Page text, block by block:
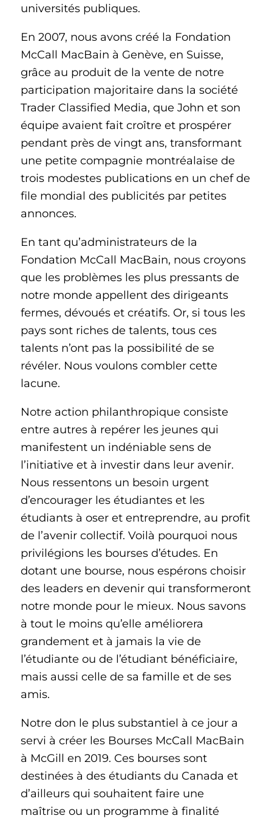
universités publiques.
En 2007, nous avons créé la Fondation
McCall MacBain à Genève, en Suisse,
grâce au produit de la vente de notre
participation majoritaire dans la société
Trader Classified Media, que John et son
équipe avaient fait croître et prospérer
pendant près de vingt ans, transformant
une petite compagnie montréalaise de
trois modestes publications en un chef de
file mondial des publicités par petites
annonces.
En tant qu’administrateurs de la
Fondation McCall MacBain, nous croyons
que les problèmes les plus pressants de
notre monde appellent des dirigeants
fermes, dévoués et créatifs. Or, si tous les
pays sont riches de talents, tous ces
talents n’ont pas la possibilité de se
révéler. Nous voulons combler cette
lacune.
Notre action philanthropique consiste
entre autres à repérer les jeunes qui
manifestent un indéniable sens de
l’initiative et à investir dans leur avenir.
Nous ressentons un besoin urgent
d’encourager les étudiantes et les
étudiants à oser et entreprendre, au profit
de l’avenir collectif. Voilà pourquoi nous
privilégions les bourses d’études. En
dotant une bourse, nous espérons choisir
des leaders en devenir qui transformeront
notre monde pour le mieux. Nous savons
à tout le moins qu’elle améliorera
grandement et à jamais la vie de
l’étudiante ou de l’étudiant bénéficiaire,
mais aussi celle de sa famille et de ses
amis.
Notre don le plus substantiel à ce jour a
servi à créer les Bourses McCall MacBain
à McGill en 2019. Ces bourses sont
destinées à des étudiants du Canada et
d’ailleurs qui souhaitent faire une
maîtrise ou un programme à finalité